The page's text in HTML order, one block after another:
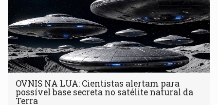
OVNIS NA LUA: Cientistas alertam para
possível base secreta no satélite natural da
Terra